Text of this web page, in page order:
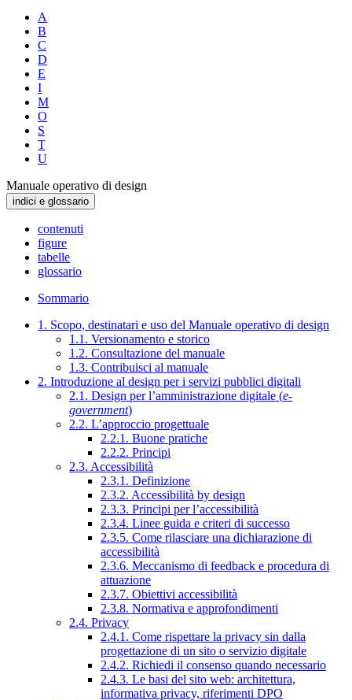
A
B
C
D
E
I
M
O
S
T
U
Manuale operativo di design
indici e glossario
contenuti
figure
tabelle
glossario
Sommario
1. Scopo, destinatari e uso del Manuale operativo di design
1.1. Versionamento e storico
1.2. Consultazione del manuale
1.3. Contribuisci al manuale
2. Introduzione al design per i servizi pubblici digitali
2.1. Design per l’amministrazione digitale (e-
government)
2.2. L’approccio progettuale
2.2.1. Buone pratiche
2.2.2. Principi
2.3. Accessibilità
2.3.1. Definizione
2.3.2. Accessibilità by design
2.3.3. Principi per l’accessibilità
2.3.4. Linee guida e criteri di successo
2.3.5. Come rilasciare una dichiarazione di
accessibilità
2.3.6. Meccanismo di feedback e procedura di
attuazione
2.3.7. Obiettivi accessibilità
2.3.8. Normativa e approfondimenti
2.4. Privacy
2.4.1. Come rispettare la privacy sin dalla
progettazione di un sito o servizio digitale
2.4.2. Richiedi il consenso quando necessario
2.4.3. Le basi del sito web: architettura,
informativa privacy, riferimenti DPO